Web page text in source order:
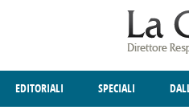
EDITORIALI SPECIALI